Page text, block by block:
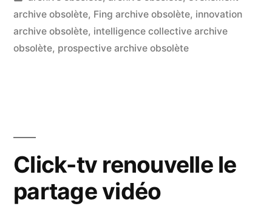
qui
imaginent
l’Internet
pardans
archive obsolète, Fing archive obsolète, innovation
archive obsolète, intelligence collective archive
obsolète, prospective archive obsolète
Click-tv renouvelle le
partage vidéo